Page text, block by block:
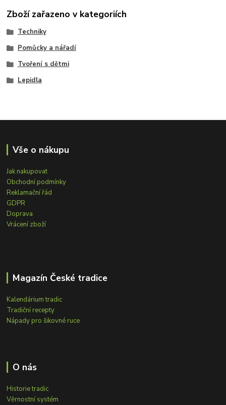
Zboží zařazeno v kategoriích
Techniky
Pomůcky a nářadí
Tvoření s dětmi
Lepidla
Vše o nákupu
Jak nakupovat
Obchodní podmínky
Reklamační řád
GDPR
Doprava
Vrácení zboží
Magazín České tradice
Kalendárium tradic
Tradiční recepty
Nápady pro šikovné ruce
O nás
Historie tradic
Věrnostní systém